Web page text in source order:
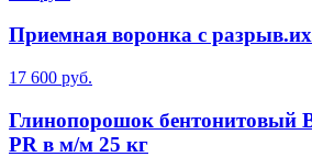
Приемная воронка с
17 600 руб.
Глинопорошок бентонитовый
PR в м/м 25 кг